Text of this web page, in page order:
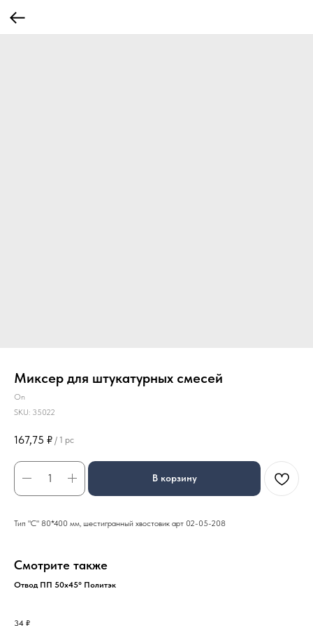
Миксер для штукатурных смесей
On
SKU: 35022
167,75 ₽ / 1 pc
В корзину
Тип "С" 80*400 мм, шестигранный хвостовик арт 02-05-208
Смотрите также
Отвод ПП 50х45° Политэк
34 ₽